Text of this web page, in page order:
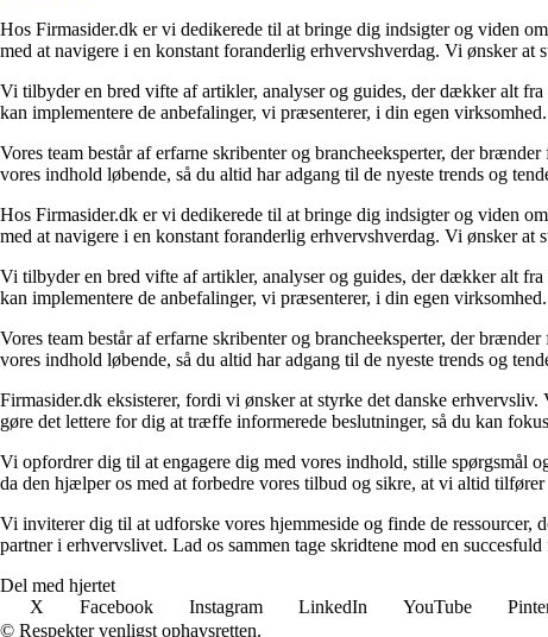
Hos Firmasider.dk er vi dedikerede til at bringe dig indsigter og viden
med at navigere i en konstant foranderlig erhvervshverdag. Vi ønsker
Vi tilbyder en bred vifte af artikler, analyser og guides, der dækker alt
kan implementere de anbefalinger, vi præsenterer, i din egen
Vores team består af erfarne skribenter og brancheeksperter, der
vores indhold løbende, så du altid har adgang til de nyeste trends og
Hos Firmasider.dk er vi dedikerede til at bringe dig indsigter og viden
med at navigere i en konstant foranderlig erhvervshverdag. Vi ønsker
Vi tilbyder en bred vifte af artikler, analyser og guides, der dækker alt
kan implementere de anbefalinger, vi præsenterer, i din egen
Vores team består af erfarne skribenter og brancheeksperter, der
vores indhold løbende, så du altid har adgang til de nyeste trends og
Firmasider.dk eksisterer, fordi vi ønsker at styrke det danske
gøre det lettere for dig at træffe informerede beslutninger, så du kan
Vi opfordrer dig til at engagere dig med vores indhold, stille spørgsmål
da den hjælper os med at forbedre vores tilbud og sikre, at vi altid
Vi inviterer dig til at udforske vores hjemmeside og finde de
partner i erhvervslivet. Lad os sammen tage skridtene mod en
Del med hjertet
X
Facebook Instagram LinkedIn YouTube
© Respekter venligst ophavsretten.